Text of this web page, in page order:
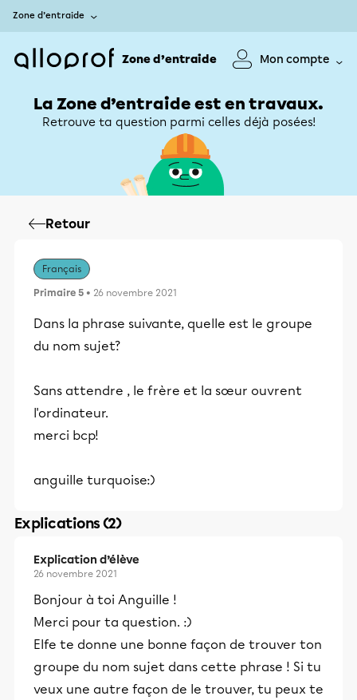
Zone d’entraide
Zone d’entraide Mon compte
La Zone d’entraide est en travaux.
Retrouve ta question parmi celles déjà posées!
Retour
Français
Primaire 5 • 26 novembre 2021
Dans la phrase suivante, quelle est le groupe
du nom sujet?
Sans attendre , le frère et la sœur ouvrent
l'ordinateur.
merci bcp!
anguille turquoise:)
Explications (2)
Explication d’élève
26 novembre 2021
Bonjour à toi Anguille !
Merci pour ta question. :)
Elfe te donne une bonne façon de trouver ton
groupe du nom sujet dans cette phrase ! Si tu
veux une autre façon de le trouver, tu peux te